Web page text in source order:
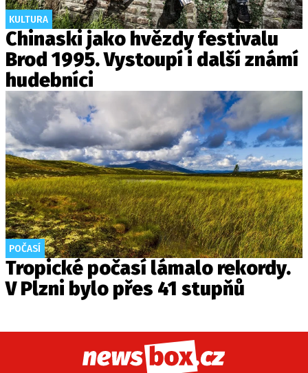
KULTURA
Chinaski jako hvězdy festivalu
Brod 1995. Vystoupí i další známí
hudebníci
POČASÍ
Tropické počasí lámalo rekordy.
V Plzni bylo přes 41 stupňů